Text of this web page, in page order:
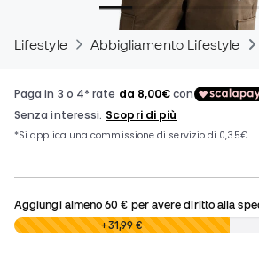
Lifestyle Abbigliamento Lifestyle
Aggiungi almeno60 € per avere diritto alla
0,00 € +31,99 €